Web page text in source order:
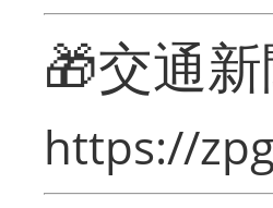
🎁交通
https://